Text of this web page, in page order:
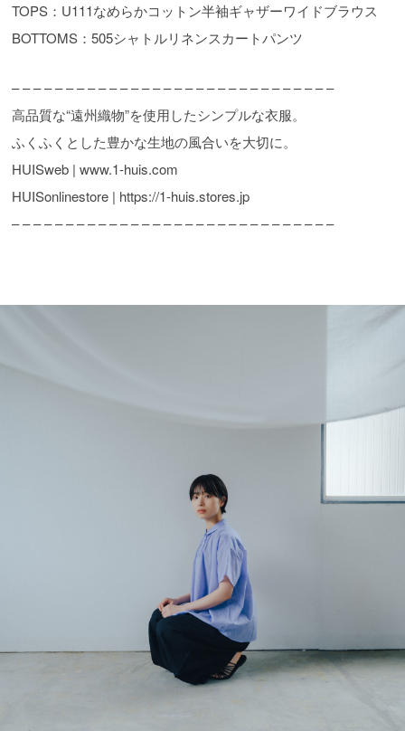
TOPS：U111なめらかコットン半袖ギャザーワイドブラウス
BOTTOMS：505シャトルリネンスカートパンツ
– – – – – – – – – – – – – – – – – – – – – – – – – – – – – –
高品質な“遠州織物”を使用したシンプルな衣服。
ふくふくとした豊かな生地の風合いを大切に。
HUISweb | www.1-huis.com
HUISonlinestore | https://1-huis.stores.jp
– – – – – – – – – – – – – – – – – – – – – – – – – – – – – –